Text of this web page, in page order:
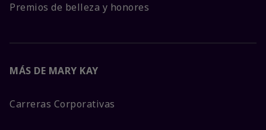
Premios de belleza y honores
MÁS DE MARY KAY
Carreras Corporativas